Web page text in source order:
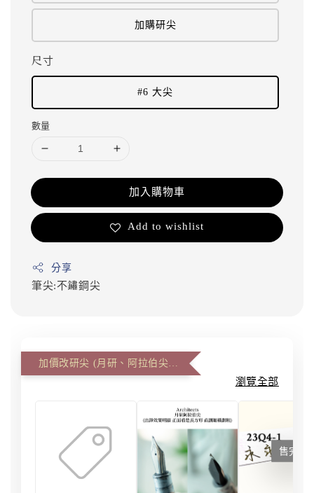
加購研尖
尺寸
#6 大尖
數量
加入購物車
Add to wishlist
分享
筆尖:不鏽鋼尖
瀏覽全部
售完